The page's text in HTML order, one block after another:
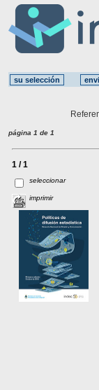
página 1 de 1
1 / 1
seleccionar
imprimir